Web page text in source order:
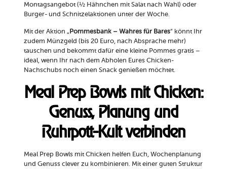
Montagsangebot (½ Hähnchen mit Salat nach Wahl) oder
Burger- und Schnitzelaktionen unter der Woche.
Mit der Aktion „Pommesbank – Wahres für Bares“ könnt Ihr
zudem Münzgeld (bis 20 Euro, nach Absprache mehr)
tauschen und bekommt dafür eine kleine Pommes gratis –
ideal, wenn Ihr nach dem Abholen Eures Chicken-
Nachschubs noch einen Snack genießen möchtet.
Meal Prep Bowls mit Chicken:
Genuss, Planung und
Ruhrpott-Kult verbinden
Meal Prep Bowls mit Chicken helfen Euch, Wochenplanung
und Genuss clever zu kombinieren. Mit einer guten Struktur